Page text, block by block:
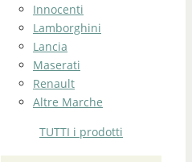
Innocenti
Lamborghini
Lancia
Maserati
Renault
Altre Marche
TUTTI i prodotti